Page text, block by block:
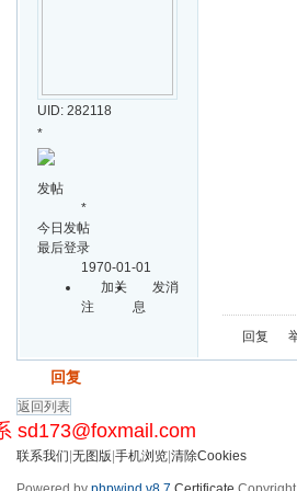
UID: 282118
*
发帖
*
今日发帖
最后登录
1970-01-01
加关
注
发消
息
回复
回复
返回列表
sd173@foxmail.com
联系我们 无图版 手机浏览 清除Cookies